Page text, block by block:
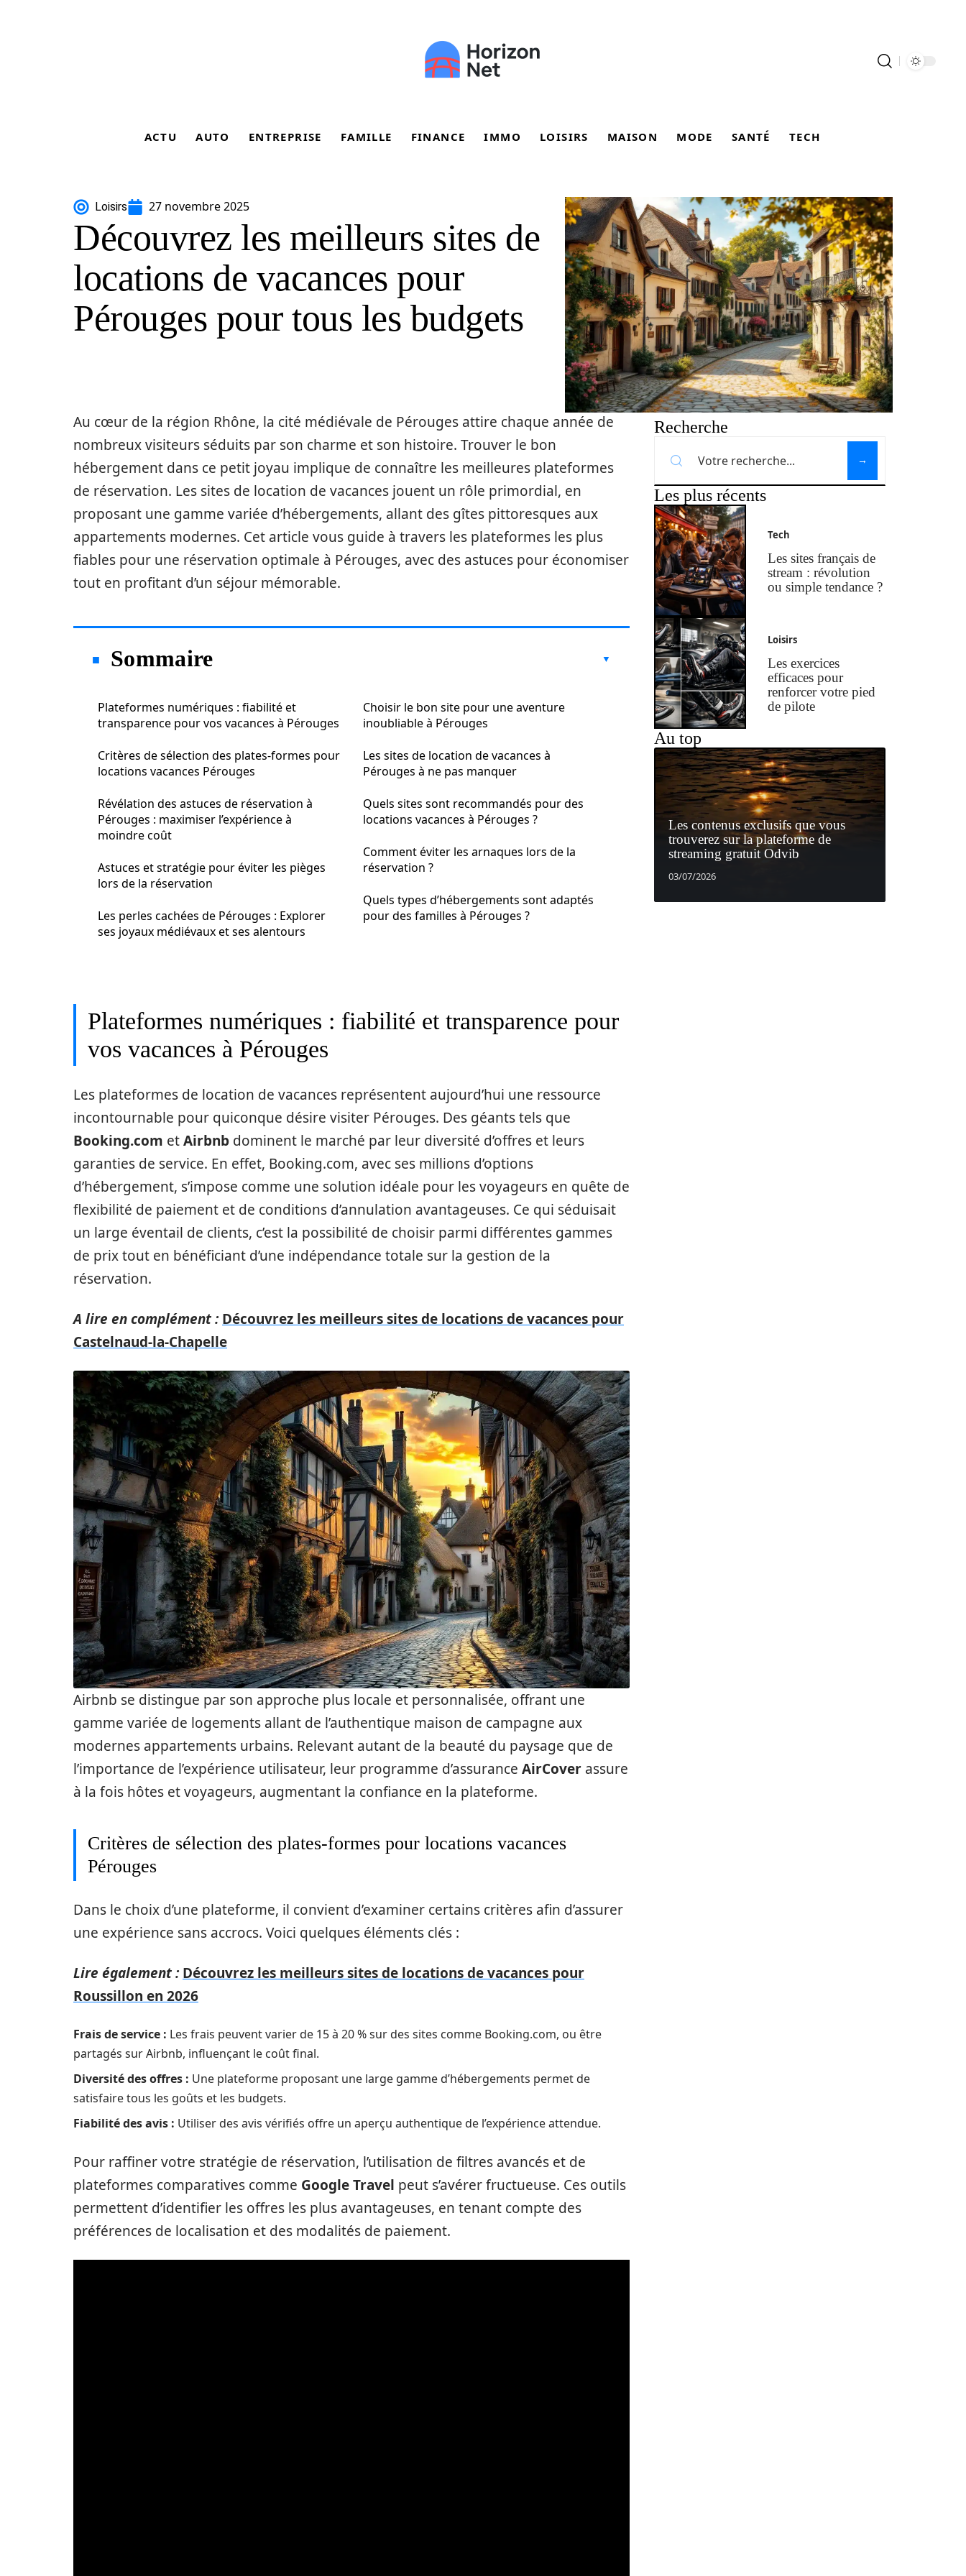
ACTU AUTO ENTREPRISE FAMILLE FINANCE IMMO LOISIRS MAISON MODE SANTÉ TECH
Loisirs 27 novembre 2025
Découvrez les meilleurs sites de
locations de vacances pour
Pérouges pour tous les budgets
Au cœur de la région Rhône, la cité médiévale de Pérouges attire chaque année de
nombreux visiteurs séduits par son charme et son histoire. Trouver le bon
hébergement dans ce petit joyau implique de connaître les meilleures plateformes
de réservation. Les sites de location de vacances jouent un rôle primordial, en
proposant une gamme variée d’hébergements, allant des gîtes pittoresques aux
appartements modernes. Cet article vous guide à travers les plateformes les plus
fiables pour une réservation optimale à Pérouges, avec des astuces pour économiser
tout en profitant d’un séjour mémorable.
Sommaire
Plateformes numériques : fiabilité et
transparence pour vos vacances à Pérouges
Critères de sélection des plates-formes pour
locations vacances Pérouges
Révélation des astuces de réservation à
Pérouges : maximiser l’expérience à
moindre coût
Astuces et stratégie pour éviter les pièges
lors de la réservation
Les perles cachées de Pérouges : Explorer
ses joyaux médiévaux et ses alentours
Choisir le bon site pour une aventure
inoubliable à Pérouges
Les sites de location de vacances à
Pérouges à ne pas manquer
Quels sites sont recommandés pour des
locations vacances à Pérouges ?
Comment éviter les arnaques lors de la
réservation ?
Quels types d’hébergements sont adaptés
pour des familles à Pérouges ?
Plateformes numériques : fiabilité et transparence pour
vos vacances à Pérouges
Les plateformes de location de vacances représentent aujourd’hui une ressource
incontournable pour quiconque désire visiter Pérouges. Des géants tels que
Booking.com etAirbnb dominent le marché par leur diversité d’offres et leurs
garanties de service. En effet, Booking.com, avec ses millions d’options
d’hébergement, s’impose comme une solution idéale pour les voyageurs en quête de
flexibilité de paiement et de conditions d’annulation avantageuses. Ce qui séduisait
un large éventail de clients, c’est la possibilité de choisir parmi différentes gammes
de prix tout en bénéficiant d’une indépendance totale sur la gestion de la
réservation.
A lire en complément : Découvrez les meilleurs sites de locations de vacances pour
Castelnaud-la-Chapelle
Airbnb se distingue par son approche plus locale et personnalisée, offrant une
gamme variée de logements allant de l’authentique maison de campagne aux
modernes appartements urbains. Relevant autant de la beauté du paysage que de
l’importance de l’expérience utilisateur, leur programme d’assurance AirCover assure
à la fois hôtes et voyageurs, augmentant la confiance en la plateforme.
Critères de sélection des plates-formes pour locations vacances
Pérouges
Dans le choix d’une plateforme, il convient d’examiner certains critères afin d’assurer
une expérience sans accrocs. Voici quelques éléments clés :
Lire également : Découvrez les meilleurs sites de locations de vacances pour
Roussillon en 2026
Frais de service : Les frais peuvent varier de 15 à 20 % sur des sites comme Booking.com, ou être
partagés sur Airbnb, influençant le coût final.
Diversité des offres : Une plateforme proposant une large gamme d’hébergements permet de
satisfaire tous les goûts et les budgets.
Fiabilité des avis : Utiliser des avis vérifiés offre un aperçu authentique de l’expérience attendue.
Pour raffiner votre stratégie de réservation, l’utilisation de filtres avancés et de
plateformes comparatives comme Google Travel peut s’avérer fructueuse. Ces outils
permettent d’identifier les offres les plus avantageuses, en tenant compte des
préférences de localisation et des modalités de paiement.
Recherche
Les plus récents
Tech
Les sites français de
stream : révolution
ou simple tendance ?
Loisirs
Les exercices
efficaces pour
renforcer votre pied
de pilote
Au top
Les contenus exclusifs que vous
trouverez sur la plateforme de
streaming gratuit Odvib
03/07/2026